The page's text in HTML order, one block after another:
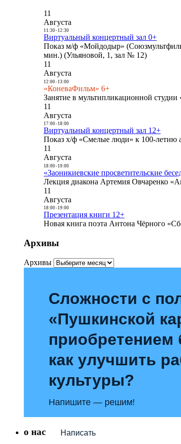
11
Августа
11:30- 12:30
Виртуальный концертный зал 0+
Показ м/ф «Мойдодыр»
мин.) (Ульяновой, 1, зал № 12)
11
Августа
12:00- 13:00
«КоневаФильм» 6+
Занятие в мультипликационной
11
Августа
17:00- 18:00
Виртуальный концертный зал 12+
Показ х/ф «Смелые люди» к 100-летию
11
Августа
18:00- 19:00
«Заоникиевские просветительские
Лекция диакона Артемия Овчаренко
11
Августа
18:00- 19:00
Презентация книги 12+
Новая книга поэта Антона Чёрного
Архивы
Архивы
Сложности с
«Пушкинской
приобретением
как улучшить
культуры?
Напишите — решим!
Написать
о нас